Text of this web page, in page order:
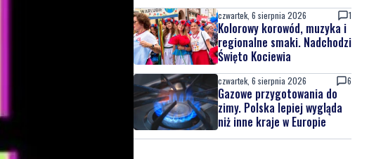
czwartek, 6 sierpnia 2026 1
Kolorowy korowód, muzyka i
regionalne smaki. Nadchodzi
Święto Kociewia
czwartek, 6 sierpnia 2026 6
Gazowe przygotowania do
zimy. Polska lepiej wygląda
niż inne kraje w Europie